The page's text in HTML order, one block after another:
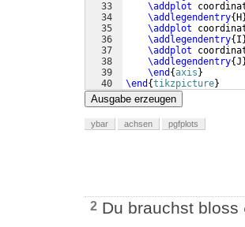
33
34
35
36
37
38
39
40
41
\addplot
\addlegendentry{ H
\addplot
\addlegendentry{ I
\addplot
\addlegendentry{J
\end {axis }
\end {tikzpicture}
\end{center
Ausgabe erzeugen
ybar achsen pgfplots
2 Du brauchst bloss